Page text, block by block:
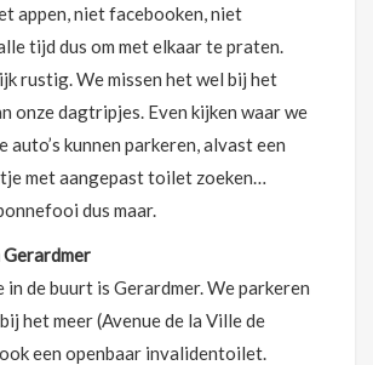
appen, niet facebooken, niet
tijd dus om met elkaar te praten.
rustig. We missen het wel bij het
onze dagtripjes. Even kijken waar we
auto’s kunnen parkeren, alvast een
met aangepast toilet zoeken…
dus maar.
in de buurt is Gerardmer. We parkeren
het meer (Avenue de la Ville de
een openbaar invalidentoilet.